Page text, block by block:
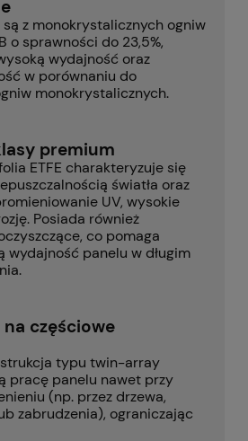
są z monokrystalicznych ogniw
o sprawności do 23,5%,
wydajność oraz
w porównaniu do
monokrystalicznych.
premium
ETFE charakteryzuje się
światła oraz
UV, wysokie
Posiada również
co pomaga
wydajność panelu w długim
częściowe
typu twin-array
pracę panelu nawet przy
(np. przez drzewa,
zabrudzenia), ograniczając